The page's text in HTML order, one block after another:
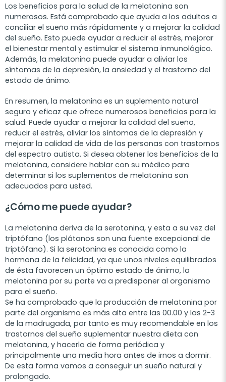
Los beneficios para la salud de la melatonina son
numerosos. Está comprobado que ayuda a los adultos a
conciliar el sueño más rápidamente y a mejorar la calidad
del sueño. Esto puede ayudar a reducir el estrés, mejorar
el bienestar mental y estimular el sistema inmunológico.
Además, la melatonina puede ayudar a aliviar los
síntomas de la depresión, la ansiedad y el trastorno del
estado de ánimo.
En resumen, la melatonina es un suplemento natural
seguro y eficaz que ofrece numerosos beneficios para la
salud. Puede ayudar a mejorar la calidad del sueño,
reducir el estrés, aliviar los síntomas de la depresión y
mejorar la calidad de vida de las personas con trastornos
del espectro autista. Si desea obtener los beneficios de la
melatonina, considere hablar con su médico para
determinar si los suplementos de melatonina son
adecuados para usted.
¿Cómo me puede ayudar?
La melatonina deriva de la serotonina, y esta a su vez del
triptófano (los plátanos son una fuente excepcional de
triptófano). Si la serotonina es conocida como la
hormona de la felicidad, ya que unos niveles equilibrados
de ésta favorecen un óptimo estado de ánimo, la
melatonina por su parte va a predisponer al organismo
para el sueño.
Se ha comprobado que la producción de melatonina por
parte del organismo es más alta entre las 00.00 y las 2-3
de la madrugada, por tanto es muy recomendable en los
trastornos del sueño suplementar nuestra dieta con
melatonina, y hacerlo de forma periódica y
principalmente una media hora antes de irnos a dormir.
De esta forma vamos a conseguir un sueño natural y
prolongado.